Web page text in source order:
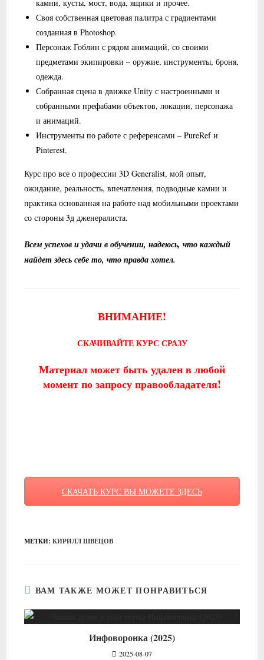
камни, кусты, мост, вода, ящики и прочее.
Своя собственная цветовая палитра с градиентами
созданная в Photoshop.
Персонаж Гоблин с рядом анимаций, со своими
предметами экипировки – оружие, инструменты, броня,
одежда.
Собранная сцена в движке Unity с настроенными и
собранными префабами объектов, локации, персонажа
и анимаций.
Инструменты по работе с референсами – PureRef и
Pinterest.
Курс про все о профессии 3D Generalist, мой опыт,
ожидание, реальность, впечатления, подводные камни и
практика основанная на работе над мобильными проектами
со стороны 3д дженералиста.
Всем успехов и удачи в обучении, надеюсь, что каждый
найдет здесь себе то, что правда хотел.
ВНИМАНИЕ!
СКАЧИВАЙТЕ КУРС СРАЗУ
Материал может быть удален в любой
момент по запросу правообладателя!
СКАЧАТЬ КУРС ВЫ МОЖЕТЕ ЗДЕСЬ
МЕТКИ:КИРИЛЛ ШВЕЦОВ
ВАМ ТАКЖЕ МОЖЕТ ПОНРАВИТЬСЯ
Инфоворонка (2025)
2025-08-07